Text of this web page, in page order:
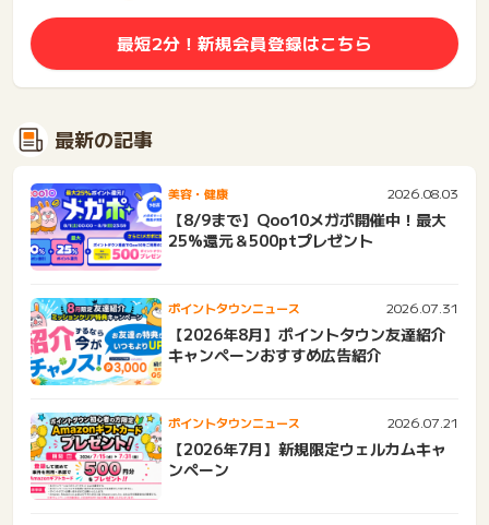
最短2分！新規会員登録はこちら
最新の記事
美容・健康 2026.08.03
【8/9まで】Qoo10メガポ開催中！最大
25%還元＆500ptプレゼント
ポイントタウンニュース 2026.07.31
【2026年8月】ポイントタウン友達紹介
キャンペーンおすすめ広告紹介
ポイントタウンニュース 2026.07.21
【2026年7月】新規限定ウェルカムキャ
ンペーン